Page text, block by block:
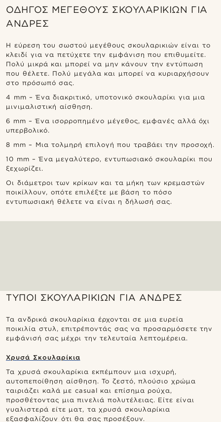
ΟΔΗΓΌΣ ΜΕΓΈΘΟΥΣ ΣΚΟΥΛΑΡΙΚΙΏΝ ΓΙΑ
ΆΝΔΡΕΣ
Η εύρεση του σωστού μεγέθους σκουλαρικιών είναι το
κλειδί για να πετύχετε την εμφάνιση που επιθυμείτε.
Πολύ μικρά και μπορεί να μην κάνουν την εντύπωση
που θέλετε. Πολύ μεγάλα και μπορεί να κυριαρχήσουν
στο πρόσωπό σας.
4 mm – Ένα διακριτικό, υποτονικό σκουλαρίκι για μια
μινιμαλιστική αίσθηση.
6 mm – Ένα ισορροπημένο μέγεθος, εμφανές αλλά όχι
υπερβολικό.
8 mm – Μια τολμηρή επιλογή που τραβάει την προσοχή.
10 mm – Ένα μεγαλύτερο, εντυπωσιακό σκουλαρίκι που
ξεχωρίζει.
Οι διάμετροι των κρίκων και τα μήκη των κρεμαστών
ποικίλλουν, οπότε επιλέξτε με βάση το πόσο
εντυπωσιακή θέλετε να είναι η δήλωσή σας.
ΤΎΠΟΙ ΣΚΟΥΛΑΡΙΚΙΏΝ ΓΙΑ ΆΝΔΡΕΣ
Τα ανδρικά σκουλαρίκια έρχονται σε μια ευρεία
ποικιλία στυλ, επιτρέποντάς σας να προσαρμόσετε την
εμφάνισή σας μέχρι την τελευταία λεπτομέρεια.
Χρυσά Σκουλαρίκια
Τα χρυσά σκουλαρίκια εκπέμπουν μια ισχυρή,
αυτοπεποίθηση αίσθηση. Το ζεστό, πλούσιο χρώμα
ταιριάζει καλά με casual και επίσημα ρούχα,
προσθέτοντας μια πινελιά πολυτέλειας. Είτε είναι
γυαλιστερά είτε ματ, τα χρυσά σκουλαρίκια
εξασφαλίζουν ότι θα σας προσέξουν.